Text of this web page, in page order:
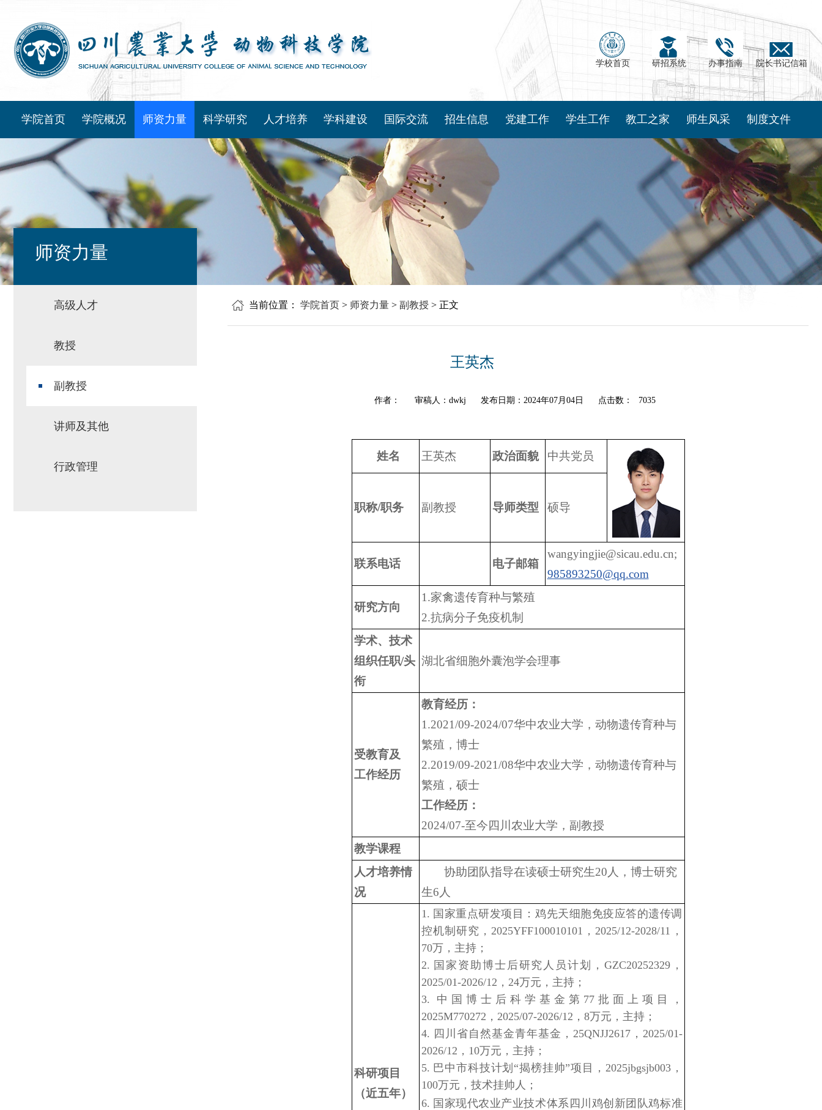
学校首页 研招系统 办事指南 院长书记信箱
学院首页 学院概况 师资力量 科学研究 人才培养 学科建设 国际交流 招生信息 党建工作 学生工作 教工之家 师生风采 制度文件
师资力量
高级人才
教授
副教授
讲师及其他
行政管理
当前位置： 学院首页 > 师资力量 > 副教授 > 正文
王英杰
作者： 审稿人：dwkj 发布日期：2024年07月04日 点击数： 7035
姓名 王英杰 政治面貌 中共党员
职称/职务 副教授 导师类型 硕导
联系电话 电子邮箱
wangyingjie@sicau.edu.cn;
985893250@qq.com
研究方向
1.家禽遗传育种与繁殖
2.抗病分子免疫机制
学术、技术
组织任职/头
衔
湖北省细胞外囊泡学会理事
受教育及
工作经历
教育经历：
1.2021/09-2024/07华中农业大学，动物遗传育种与
繁殖，博士
2.2019/09-2021/08华中农业大学，动物遗传育种与
繁殖，硕士
工作经历：
2024/07-至今四川农业大学，副教授
教学课程
人才培养情
况
协助团队指导在读硕士研究生20人，博士研究
生6人
科研项目
（近五年）
1. 国家重点研发项目：鸡先天细胞免疫应答的遗传调
控机制研究，2025YFF100010101，2025/12-2028/11，
70万，主持；
2. 国家资助博士后研究人员计划，GZC20252329，
2025/01-2026/12，24万元，主持；
3. 中国博士后科学基金第77批面上项目，
2025M770272，2025/07-2026/12，8万元，主持；
4. 四川省自然基金青年基金，25QNJJ2617，2025/01-
2026/12，10万元，主持；
5. 巴中市科技计划“揭榜挂帅”项目，2025jbgsjb003，
100万元，技术挂帅人；
6. 国家现代农业产业技术体系四川鸡创新团队鸡标准